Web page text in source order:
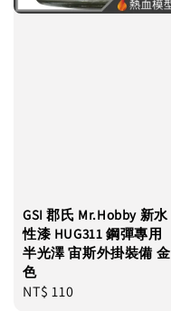
GSI 郡氏 Mr.Hobby 新水
性漆 HUG311 鋼彈專用
半光澤 宙斯外掛裝備 金
色
Regular
NT$ 110